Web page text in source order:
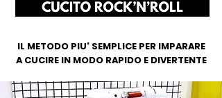
IL METODO PIU' SEMPLICE PER IMPARARE
A CUCIRE IN MODO RAPIDO E DIVERTENTE